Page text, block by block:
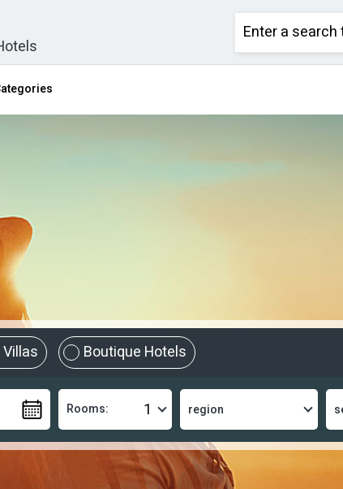
Villas Boutique Hotels
Rooms: